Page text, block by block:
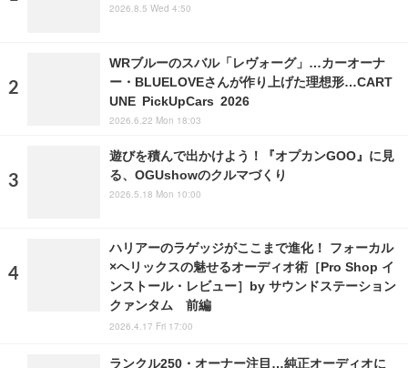
2026.8.5 Wed 4:50
WRブルーのスバル「レヴォーグ」…カーオーナ
ー・BLUELOVEさんが作り上げた理想形…CART
UNE PickUpCars 2026
2026.6.22 Mon 18:03
遊びを積んで出かけよう！『オプカンGOO』に見
る、OGUshowのクルマづくり
2026.5.18 Mon 10:00
ハリアーのラゲッジがここまで進化！ フォーカル
×ヘリックスの魅せるオーディオ術［Pro Shop イ
ンストール・レビュー］by サウンドステーション
クァンタム 前編
2026.4.17 Fri 17:00
ランクル250・オーナー注目…純正オーディオに